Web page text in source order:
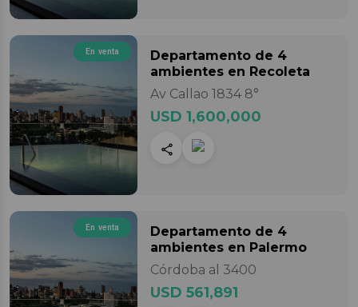
En venta Departamento de 4
ambientes en Recoleta
Av Callao 1834 8°
USD 1,600,000
En venta Departamento de 4
ambientes en Palermo
Córdoba al 3400
USD 561,891